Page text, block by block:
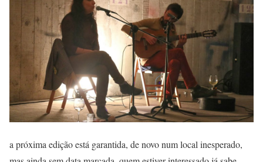
a próxima edição está garantida, de novo num local inesperado,